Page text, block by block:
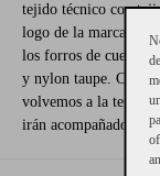
tejido técnico con
logo de la marca en
los forros de cuero.
y nylon taupe.
volvemos a la
irán acompañados de